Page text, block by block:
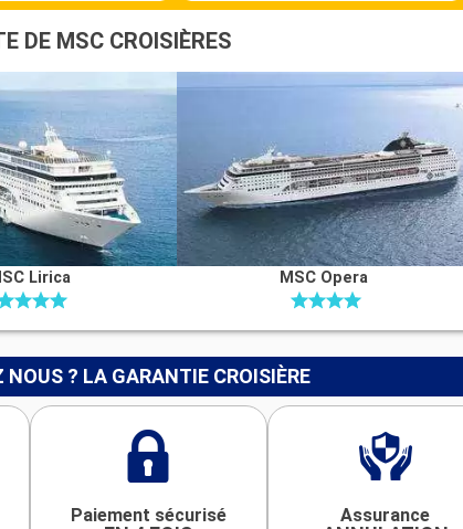
DE MSC CROISIÈRES
Lirica MSC Opera
NOUS ? LA GARANTIE CROISIÈRE
Paiement sécurisé Assurance